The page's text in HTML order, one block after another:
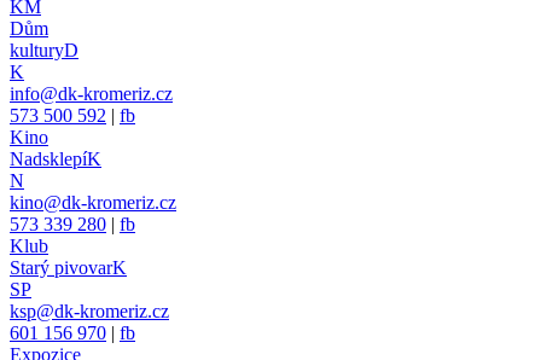
KM
Dům
kulturyD
K
info@dk-kromeriz.cz
573 500 592 | fb
Kino
NadsklepíK
N
kino@dk-kromeriz.cz
573 339 280 | fb
Klub
Starý pivovarK
SP
ksp@dk-kromeriz.cz
601 156 970 | fb
Expozice